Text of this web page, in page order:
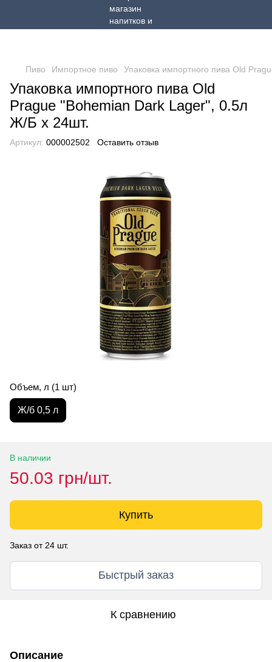
Пиво Импортное пиво Упаковка импортного пива Old
Упаковка импортного пива Old
Prague "Bohemian Dark Lager", 0.5л
Ж/Б х 24шт.
Артикул: 000002502 Оставить отзыв
Объем, л (1 шт)
Ж/б 0,5 л
В наличии
50.03 грн/шт.
Купить
Заказ от 24 шт.
Быстрый заказ
К сравнению
Описание